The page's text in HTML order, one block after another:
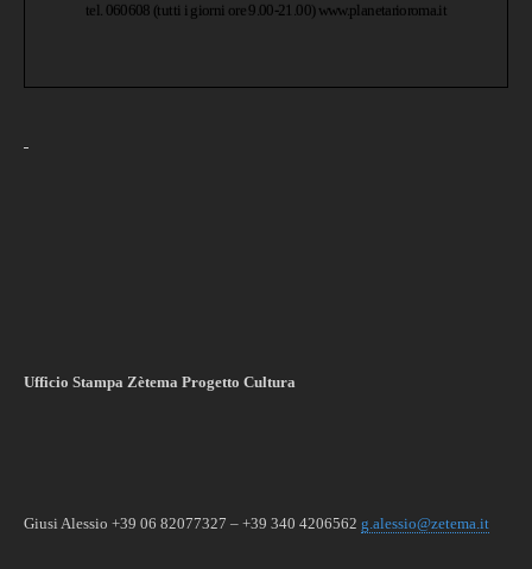
tel. 060608 (tutti i giorni ore 9.00-21.00) www.planetarioroma.it
Ufficio Stampa Zètema Progetto Cultura
Giusi Alessio +39 06 82077327 – +39 340 4206562 g.alessio@zetema.it